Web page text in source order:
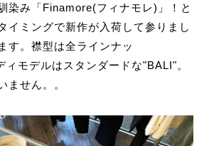
染み「Finamore(フィナモレ)」！と
イミングで新作が入荷して参りまし
す。襟型は全ラインナッ
モデルはスタンダードな"BALI"。
ません。。